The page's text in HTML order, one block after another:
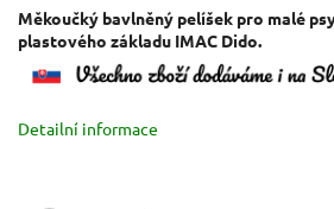
Měkoučký bavlněný pelíšek pro malé
plastového základu IMAC Dido.
Detailní informace